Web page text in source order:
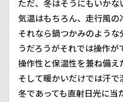
ただ、冬はそうにもいかな
気温はもちろん、走行風
それなら鍋つかみのよう
うだろうがそれでは操作が
操作性と保温性を兼ね備え
そして暖かいだけでは汗で
冬であっても直射日光に当